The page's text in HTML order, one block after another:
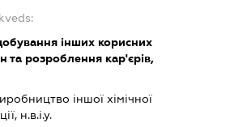
інших корисних
та розроблення кар'єрів,
іншої хімічної
н.в.і.у.